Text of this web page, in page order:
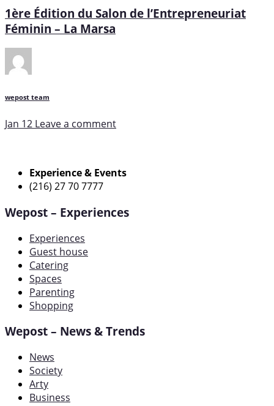
1ère Édition du Salon de l’Entrepreneuriat
Féminin – La Marsa
wepost team
Jan 12 Leave a comment
Experience & Events
(216) 27 70 7777
Wepost – Experiences
Experiences
Guest house
Catering
Spaces
Parenting
Shopping
Wepost – News & Trends
News
Society
Arty
Business